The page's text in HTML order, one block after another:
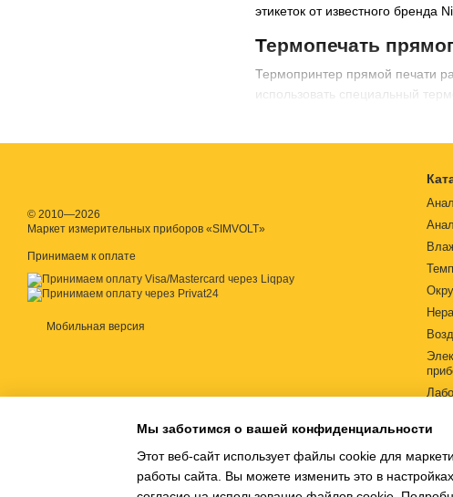
этикеток от известного бренда
Термопечать
Термопринтер прямой печати
использовать специальный
Этот этикеточный материал
© 2010—2026
Маркет измерительных приборов «SIMVOLT»
Принимаем к оплате
Мобильная версия
Ph-
Мы заботимся о вашей конфиденциальности
Этот веб-сайт использует файлы cookie для
работы сайта. Вы можете изменить это в